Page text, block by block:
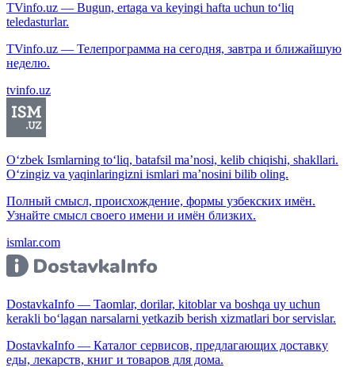
TVinfo.uz — Bugun, ertaga va keyingi hafta uchun to‘liq
teledasturlar.
TVinfo.uz — Телепрограмма на сегодня, завтра и ближайшую
неделю.
tvinfo.uz
O‘zbek Ismlarning to‘liq, batafsil ma’nosi, kelib chiqishi, shakllari.
O‘zingiz va yaqinlaringizni ismlari ma’nosini bilib oling.
Полный смысл, происхождение, формы узбекских имён.
Узнайте смысл своего имени и имён близких.
ismlar.com
DostavkaInfo — Taomlar, dorilar, kitoblar va boshqa uy uchun
kerakli bo‘lagan narsalarni yetkazib berish xizmatlari bor servislar.
DostavkaInfo — Каталог сервисов, предлагающих доставку
еды, лекарств, книг и товаров для дома.